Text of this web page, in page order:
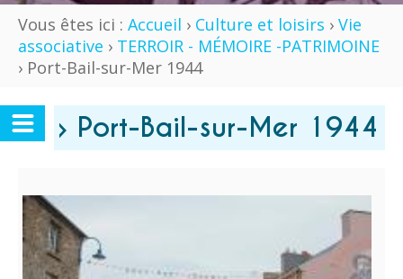
Vous êtes ici : Accueil › Culture et loisirs › Vie
associative › TERROIR - MÉMOIRE -PATRIMOINE
› Port-Bail-sur-Mer 1944
› Port-Bail-sur-Mer 1944